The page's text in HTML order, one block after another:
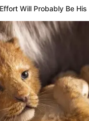
Will Probably Be